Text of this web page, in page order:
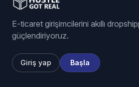
E-ticaret girişimcilerini akıllı
güçlendiriyoruz.
Giriş yap Başla